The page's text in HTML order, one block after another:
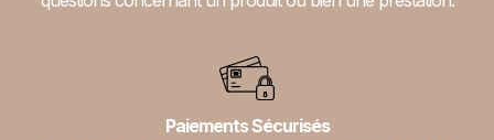
Paiements Sécurisés